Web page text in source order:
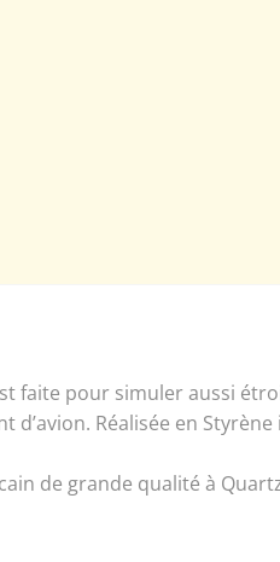
faite pour simuler aussi
Réalisée en
de grande qualité à